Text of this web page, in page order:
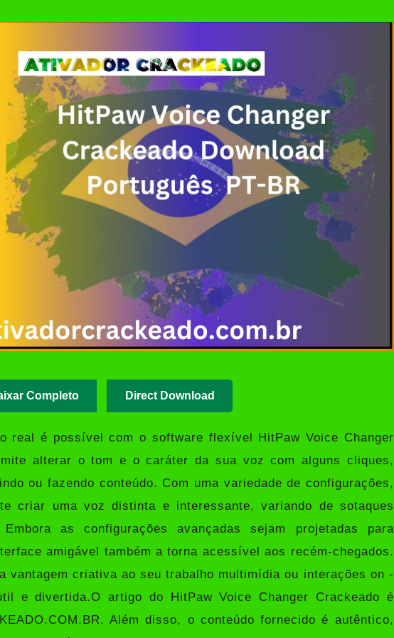
VEGAS Pro Crackeado Download Português PT-BR
Completo Direct Download
real é possível com o software flexível HitPaw Voice Changer
alterar o tom e o caráter da sua voz com alguns cliques,
ou fazendo conteúdo. Com uma variedade de configurações,
criar uma voz distinta e interessante, variando de sotaques
as configurações avançadas sejam projetadas para
amigável também a torna acessível aos recém-chegados.
vantagem criativa ao seu trabalho multimídia ou interações on -
e divertida.O artigo do HitPaw Voice Changer Crackeado é
. Além disso, o conteúdo fornecido é autêntico,